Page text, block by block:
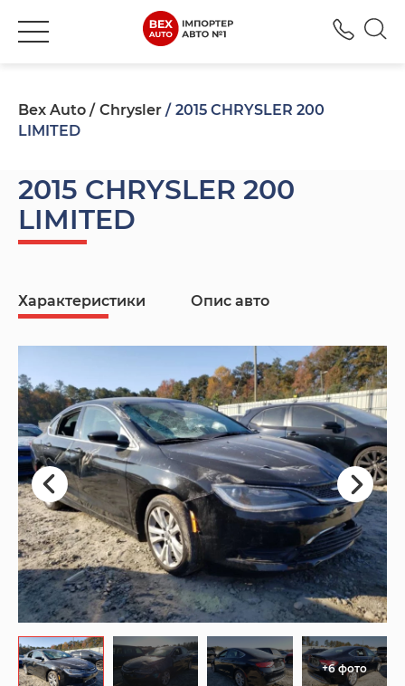
Bex Auto Chrysler
2015 CHRYSLER 200
LIMITED
2015 CHRYSLER 200
LIMITED
Характеристики Опис авто
+6 фото